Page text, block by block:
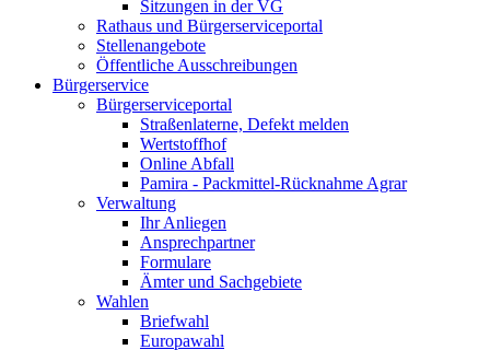
Sitzungen in der VG
Rathaus und Bürgerserviceportal
Stellenangebote
Öffentliche Ausschreibungen
Bürgerservice
Bürgerserviceportal
Straßenlaterne, Defekt melden
Wertstoffhof
Online Abfall
Pamira - Packmittel-Rücknahme Agrar
Verwaltung
Ihr Anliegen
Ansprechpartner
Formulare
Ämter und Sachgebiete
Wahlen
Briefwahl
Europawahl